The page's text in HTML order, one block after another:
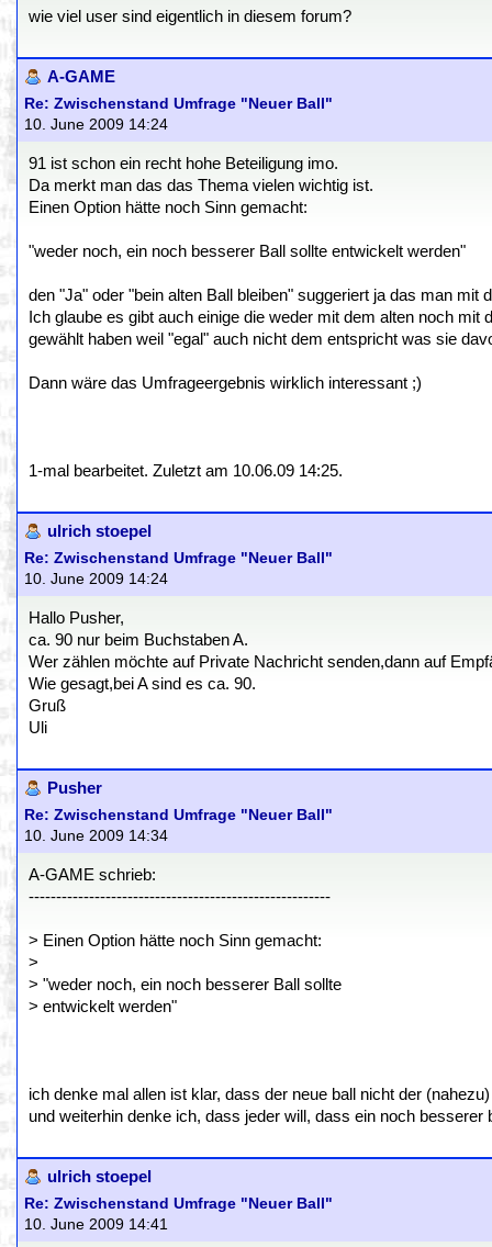
wie viel user sind eigentlich in diesem forum?
A-GAME
Re: Zwischenstand Umfrage "Neuer Ball"
10. June 2009 14:24
91 ist schon ein recht hohe Beteiligung imo.
Da merkt man das das Thema vielen wichtig ist.
Einen Option hätte noch Sinn gemacht:
"weder noch, ein noch besserer Ball sollte entwickelt werden"
den "Ja" oder "bein alten Ball bleiben" suggeriert ja das man
Ich glaube es gibt auch einige die weder mit dem alten noch
gewählt haben weil "egal" auch nicht dem entspricht was sie
Dann wäre das Umfrageergebnis wirklich interessant ;)
1-mal bearbeitet. Zuletzt am 10.06.09 14:25.
ulrich stoepel
Re: Zwischenstand Umfrage "Neuer Ball"
10. June 2009 14:24
Hallo Pusher,
ca. 90 nur beim Buchstaben A.
Wer zählen möchte auf Private Nachricht senden,dann auf
Wie gesagt,bei A sind es ca. 90.
Gruß
Uli
Pusher
Re: Zwischenstand Umfrage "Neuer Ball"
10. June 2009 14:34
A-GAME schrieb:
-------------------------------------------------------
> Einen Option hätte noch Sinn gemacht:
>
> "weder noch, ein noch besserer Ball sollte
> entwickelt werden"
ich denke mal allen ist klar, dass der neue ball nicht der
und weiterhin denke ich, dass jeder will, dass ein noch besserer
ulrich stoepel
Re: Zwischenstand Umfrage "Neuer Ball"
10. June 2009 14:41